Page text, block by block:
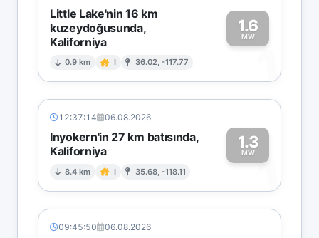
Little Lake'nin 16 km
kuzeydoğusunda,
Kaliforniya
0.9 km I 36.02, -117.77
1.6
MW
1
12:37:14 06.08.2026
Inyokern'in 27 km batısında,
Kaliforniya
8.4 km I 35.68, -118.11
1.3
MW1
09:45:50 06.08.2026